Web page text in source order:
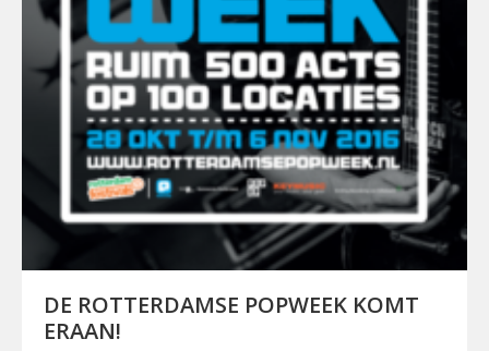
DE ROTTERDAMSE POPWEEK KOMT
ERAAN!